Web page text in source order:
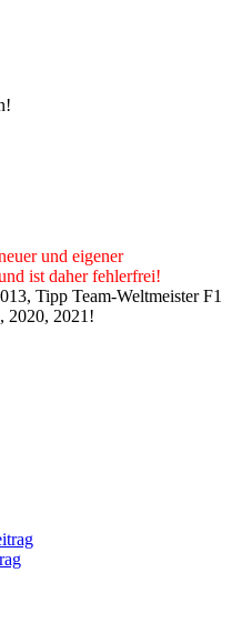
und eigener
ist daher fehlerfrei!
Tipp Team-Weltmeister F1
2020, 2021!